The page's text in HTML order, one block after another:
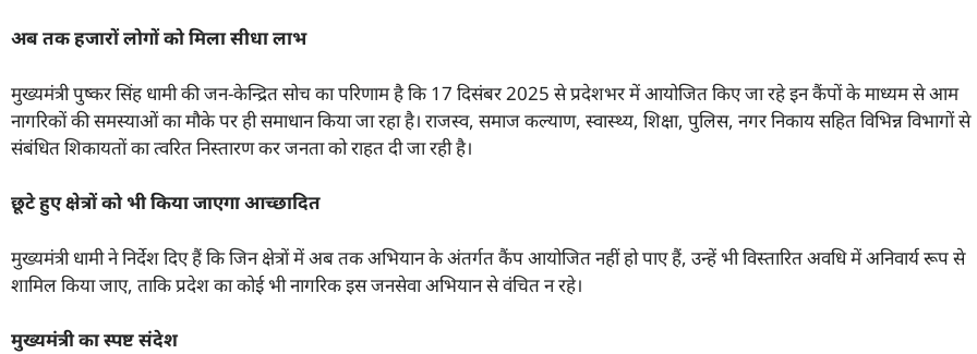
अब तक हजारों लोगों को मिला सीधा लाभ
मुख्यमंत्री पुष्कर सिंह धामी की जन-केन्द्रित सोच का परिणाम है कि 17 दिसंबर 2025 से प्रदेशभर में आयोजित किए जा रहे इन कैंपों के माध्यम से आम
नागरिकों की समस्याओं का मौके पर ही समाधान किया जा रहा है। राजस्व, समाज कल्याण, स्वास्थ्य, शिक्षा, पुलिस, नगर निकाय सहित विभिन्न विभागों से
संबंधित शिकायतों का त्वरित निस्तारण कर जनता को राहत दी जा रही है।
छूटे हुए क्षेत्रों को भी किया जाएगा आच्छादित
मुख्यमंत्री धामी ने निर्देश दिए हैं कि जिन क्षेत्रों में अब तक अभियान के अंतर्गत कैंप आयोजित नहीं हो पाए हैं, उन्हें भी विस्तारित अवधि में अनिवार्य रूप से
शामिल किया जाए, ताकि प्रदेश का कोई भी नागरिक इस जनसेवा अभियान से वंचित न रहे।
मुख्यमंत्री का स्पष्ट संदेश